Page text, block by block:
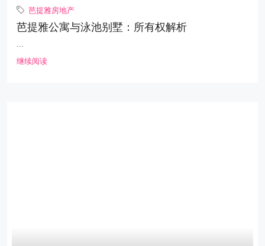
芭提雅房地产
芭提雅公寓与泳池别墅：所有权解析
...
继续阅读